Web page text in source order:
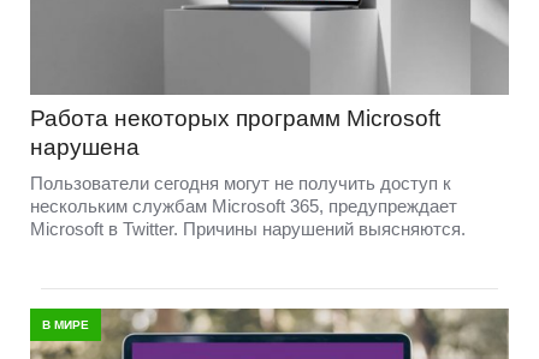
Работа некоторых программ Microsoft
нарушена
Пользователи сегодня могут не получить доступ к
нескольким службам Microsoft 365, предупреждает
Microsoft в Twitter. Причины нарушений выясняются.
В МИРЕ